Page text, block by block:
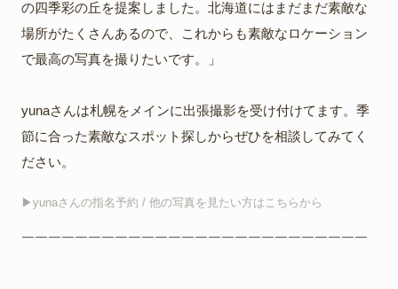
の四季彩の丘を提案しました。北海道にはまだまだ素敵な
場所がたくさんあるので、これからも素敵なロケーション
で最高の写真を撮りたいです。」
yunaさんは札幌をメインに出張撮影を受け付けてます。季
節に合った素敵なスポット探しからぜひを相談してみてく
ださい。
▶︎yunaさんの指名予約 / 他の写真を見たい方はこちらから
￣￣￣￣￣￣￣￣￣￣￣￣￣￣￣￣￣￣￣￣￣￣￣￣￣￣